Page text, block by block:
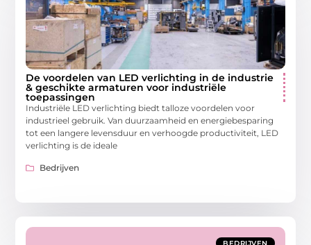
De voordelen van LED verlichting in de industrie
& geschikte armaturen voor industriële
toepassingen
Industriële LED verlichting biedt talloze voordelen voor
industrieel gebruik. Van duurzaamheid en energiebesparing
tot een langere levensduur en verhoogde productiviteit, LED
verlichting is de ideale
Bedrijven